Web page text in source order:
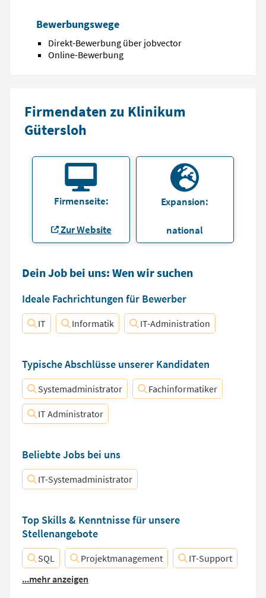
Bewerbungswege
Direkt-Bewerbung über jobvector
Online-Bewerbung
Firmendaten zu Klinikum
Gütersloh
Firmenseite:
Zur Website
Expansion:
national
Dein Job bei uns: Wen wir suchen
Ideale Fachrichtungen für Bewerber
IT Informatik IT-Administration
Typische Abschlüsse unserer Kandidaten
Systemadministrator Fachinformatiker
IT Administrator
Beliebte Jobs bei uns
IT-Systemadministrator
Top Skills & Kenntnisse für unsere
Stellenangebote
SQL Projektmanagement
IT-Support
...mehr anzeigen